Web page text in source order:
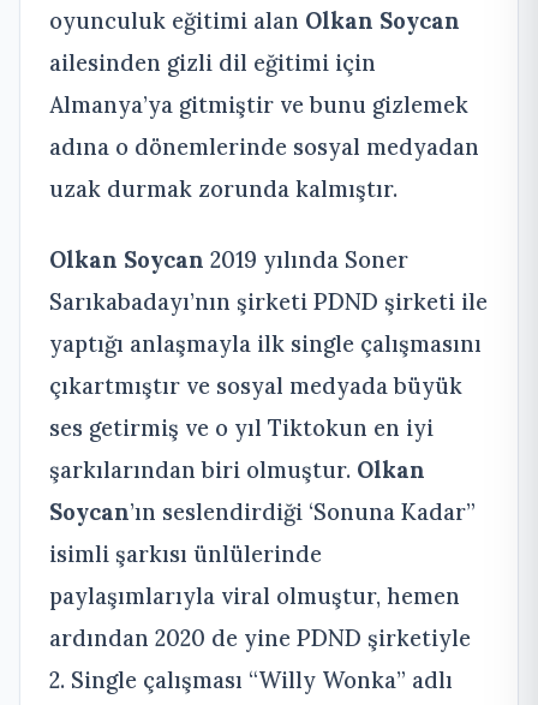
oyunculuk eğitimi alan Olkan Soycan
ailesinden gizli dil eğitimi için
Almanya’ya gitmiştir ve bunu gizlemek
adına o dönemlerinde sosyal medyadan
uzak durmak zorunda kalmıştır.
Olkan Soycan 2019 yılında Soner
Sarıkabadayı’nın şirketi PDND şirketi ile
yaptığı anlaşmayla ilk single çalışmasını
çıkartmıştır ve sosyal medyada büyük
ses getirmiş ve o yıl Tiktokun en iyi
şarkılarından biri olmuştur. Olkan
Soycan’ın seslendirdiği ‘Sonuna Kadar”
isimli şarkısı ünlülerinde
paylaşımlarıyla viral olmuştur, hemen
ardından 2020 de yine PDND şirketiyle
2. Single çalışması “Willy Wonka” adlı